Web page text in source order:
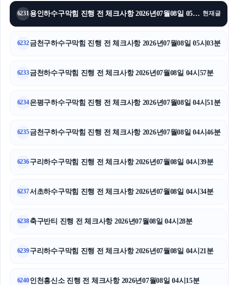
용인하수구막힘
의정부마약전문변호사
6231 용인하수구막힘 진행 전 체크사항 2026년07월08일 05시09분 현재글
6232금천구하수구막힘 진행 전 체크사항 2026년07월08일 05시03분
6233금천하수구막힘 진행 전 체크사항 2026년07월08일 04시57분
6234은평구하수구막힘 진행 전 체크사항 2026년07월08일 04시51분
6235금천구하수구막힘 진행 전 체크사항 2026년07월08일 04시46분
6236구리하수구막힘 진행 전 체크사항 2026년07월08일 04시39분
6237서초하수구막힘 진행 전 체크사항 2026년07월08일 04시34분
6238축구반티 진행 전 체크사항 2026년07월08일 04시28분
6239구리하수구막힘 진행 전 체크사항 2026년07월08일 04시21분
6240인천흥신소 진행 전 체크사항 2026년07월08일 04시15분